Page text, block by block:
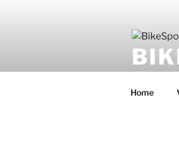
Home